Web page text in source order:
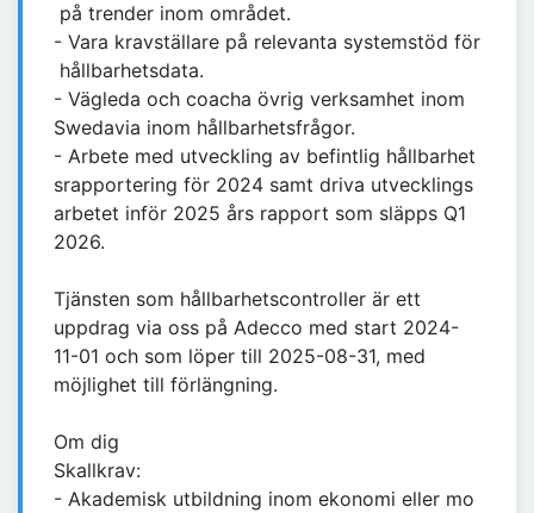
på trender inom området.
- Vara kravställare på relevanta systemstöd för
hållbarhetsdata.
- Vägleda och coacha övrig verksamhet inom
Swedavia inom hållbarhetsfrågor.
- Arbete med utveckling av befintlig hållbarhet
srapportering för 2024 samt driva utvecklings
arbetet inför 2025 års rapport som släpps Q1
2026.
Tjänsten som hållbarhetscontroller är ett
uppdrag via oss på Adecco med start 2024-
11-01 och som löper till 2025-08-31, med
möjlighet till förlängning.
Om dig
Skallkrav:
- Akademisk utbildning inom ekonomi eller mo